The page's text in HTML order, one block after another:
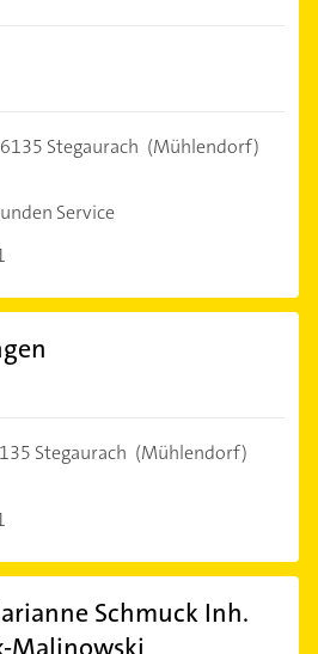
Stegaurach (Mühlendorf)
Service
Stegaurach (Mühlendorf)
Schmuck Inh.